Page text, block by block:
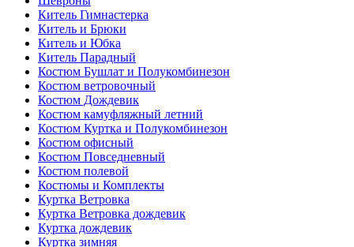
Китель Гимнастерка
Китель и Брюки
Китель и Юбка
Китель Парадный
Костюм Бушлат и Полукомбинезон
Костюм ветровочный
Костюм Дождевик
Костюм камуфляжный летний
Костюм Куртка и Полукомбинезон
Костюм офисный
Костюм Повседневный
Костюм полевой
Костюмы и Комплекты
Куртка Ветровка
Куртка Ветровка дождевик
Куртка дождевик
Куртка зимняя